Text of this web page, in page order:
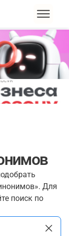
Для
поиск по